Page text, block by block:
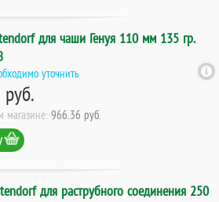
для чаши Генуя 110 мм 135 гр.
уточнить
магазине: 966.36 руб.
для раструбного соединения 250